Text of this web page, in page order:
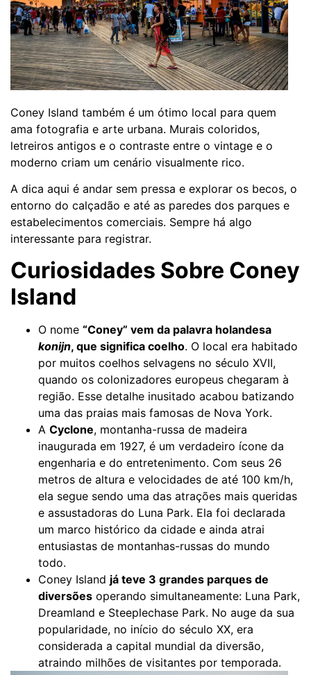
Coney Island também é um ótimo local para quem
ama fotografia e arte urbana. Murais coloridos,
letreiros antigos e o contraste entre o vintage e o
moderno criam um cenário visualmente rico.
A dica aqui é andar sem pressa e explorar os becos, o
entorno do calçadão e até as paredes dos parques e
estabelecimentos comerciais. Sempre há algo
interessante para registrar.
Curiosidades Sobre Coney
Island
O nome “Coney” vem da palavra holandesa
konijn, que significa coelho. O local era habitado
por muitos coelhos selvagens no século XVII,
quando os colonizadores europeus chegaram à
região. Esse detalhe inusitado acabou batizando
uma das praias mais famosas de Nova York.
A Cyclone, montanha-russa de madeira
inaugurada em 1927, é um verdadeiro ícone da
engenharia e do entretenimento. Com seus 26
metros de altura e velocidades de até 100 km/h,
ela segue sendo uma das atrações mais queridas
e assustadoras do Luna Park. Ela foi declarada
um marco histórico da cidade e ainda atrai
entusiastas de montanhas-russas do mundo
todo.
Coney Island já teve 3 grandes parques de
diversões operando simultaneamente: Luna Park,
Dreamland e Steeplechase Park. No auge da sua
popularidade, no início do século XX, era
considerada a capital mundial da diversão,
atraindo milhões de visitantes por temporada.